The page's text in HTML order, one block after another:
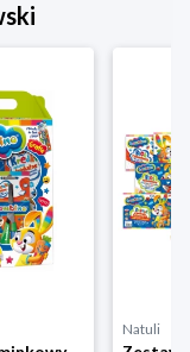
Natuli